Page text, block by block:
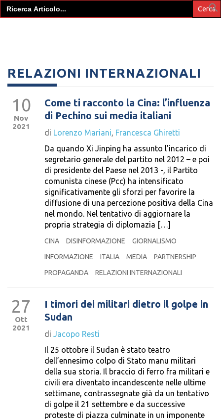
Search
for:
RELAZIONI INTERNAZIONALI
10
Nov
2021
Come ti racconto la Cina: l’influenza
di Pechino sui media italiani
di Lorenzo Mariani, Francesca Ghiretti
Da quando Xi Jinping ha assunto l’incarico di
segretario generale del partito nel 2012 – e poi
di presidente del Paese nel 2013 -, il Partito
comunista cinese (Pcc) ha intensificato
significativamente gli sforzi per favorire la
diffusione di una percezione positiva della Cina
nel mondo. Nel tentativo di aggiornare la
propria strategia di diplomazia […]
CINA DISINFORMAZIONE
GIORNALISMO
INFORMAZIONE
ITALIA MEDIA
PARTNERSHIP
PROPAGANDA
RELAZIONI INTERNAZIONALI
27
Ott
2021
I timori dei militari dietro il golpe in
Sudan
di Jacopo Resti
Il 25 ottobre il Sudan è stato teatro
dell’ennesimo colpo di Stato manu militari
della sua storia. Il braccio di ferro fra militari e
civili era diventato incandescente nelle ultime
settimane, contrassegnate già da un tentativo
di golpe il 21 settembre e da successive
proteste di piazza culminate in un imponente